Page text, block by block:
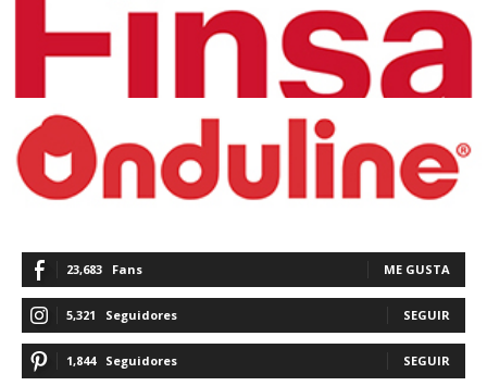
23,683 Fans ME GUSTA
5,321 Seguidores SEGUIR
1,844 Seguidores SEGUIR